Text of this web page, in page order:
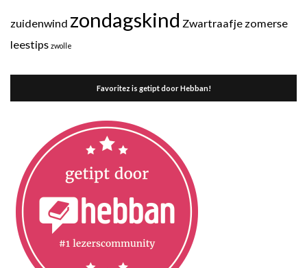
zuidenwind zondagskind Zwartraafje zomerse
leestips zwolle
Favoritez is getipt door Hebban!